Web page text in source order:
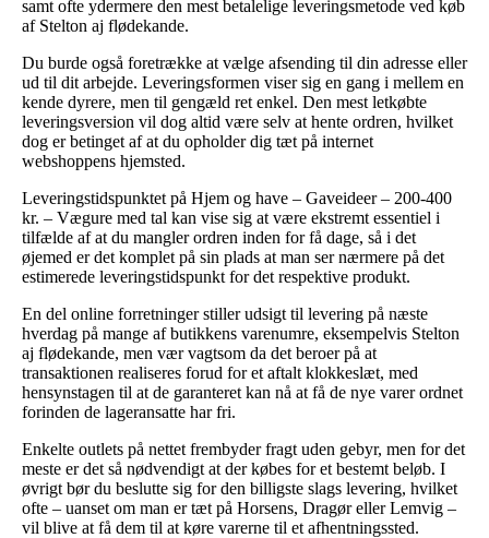
samt ofte ydermere den mest betalelige leveringsmetode ved køb
af Stelton aj flødekande.
Du burde også foretrække at vælge afsending til din adresse eller
ud til dit arbejde. Leveringsformen viser sig en gang i mellem en
kende dyrere, men til gengæld ret enkel. Den mest letkøbte
leveringsversion vil dog altid være selv at hente ordren, hvilket
dog er betinget af at du opholder dig tæt på internet
webshoppens hjemsted.
Leveringstidspunktet på Hjem og have – Gaveideer – 200-400
kr. – Vægure med tal kan vise sig at være ekstremt essentiel i
tilfælde af at du mangler ordren inden for få dage, så i det
øjemed er det komplet på sin plads at man ser nærmere på det
estimerede leveringstidspunkt for det respektive produkt.
En del online forretninger stiller udsigt til levering på næste
hverdag på mange af butikkens varenumre, eksempelvis Stelton
aj flødekande, men vær vagtsom da det beroer på at
transaktionen realiseres forud for et aftalt klokkeslæt, med
hensynstagen til at de garanteret kan nå at få de nye varer ordnet
forinden de lageransatte har fri.
Enkelte outlets på nettet frembyder fragt uden gebyr, men for det
meste er det så nødvendigt at der købes for et bestemt beløb. I
øvrigt bør du beslutte sig for den billigste slags levering, hvilket
ofte – uanset om man er tæt på Horsens, Dragør eller Lemvig –
vil blive at få dem til at køre varerne til et afhentningssted.